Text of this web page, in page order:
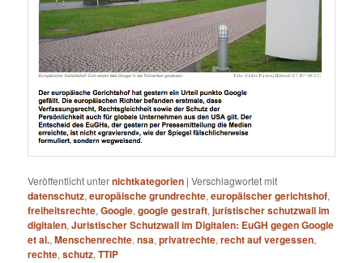
Veröffentlicht unternichtkategorien |Verschlagwortet mit
datenschutz,europäische grundrechte,europäischer gerichtshof,
freiheitsrechte,Google,google gestraft,juristischer schutzwall im
digitalen,Juristischer Schutzwall im Digitalen: EuGH gegen Google
et al.,Menschenrechte,nsa,privatrechte,recht auf vergessen,
rechte,schutz,TTIP